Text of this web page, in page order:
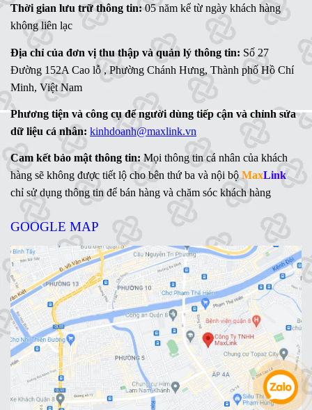
Thời gian lưu trữ thông tin:05 năm kể từ ngày khách hàng
không liên lạc
Địa chỉ của đơn vị thu thập và quản lý thông tin: Số 27
Đường 152A Cao lỗ , Phường Chánh Hưng, Thành phố Hồ Chí
Minh, Việt Nam
Phương tiện và công cụ để người dùng tiếp cận và chỉnh sửa
dữ liệu cá nhân: kinhdoanh@maxlink.vn
Cam kết bảo mật thông tin: Mọi thông tin cá nhân của khách
hàng sẽ không được tiết lộ cho bên thứ ba và nội bộMaxLink
chỉ sử dụng thông tin để bán hàng và chăm sóc khách hàng
GOOGLE MAP